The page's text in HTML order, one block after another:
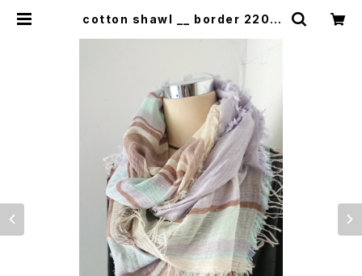
cotton shawl __ border 220 |